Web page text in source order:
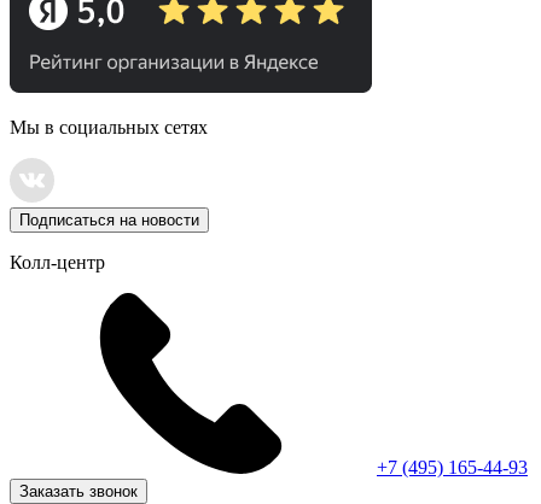
Мы в социальных сетях
Подписаться на новости
Колл-центр
+7 (495) 165-44-93
Заказать звонок